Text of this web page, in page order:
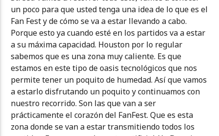
un poco para que usted tenga una idea de lo que es el
Fan Fest y de cómo se va a estar llevando a cabo.
Porque esto ya cuando esté en los partidos va a estar
a su máxima capacidad. Houston por lo regular
sabemos que es una zona muy caliente. Es que
estamos en este tipo de oasis tecnológicos que nos
permite tener un poquito de humedad. Así que vamos
a estarlo disfrutando un poquito y continuamos con
nuestro recorrido. Son las que van a ser
prácticamente el corazón del FanFest. Que es esta
zona donde se van a estar transmitiendo todos los